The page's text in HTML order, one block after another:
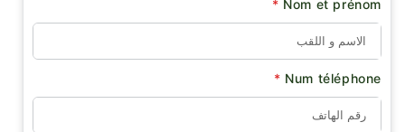
Nom et prénom
*
Num téléphone
*